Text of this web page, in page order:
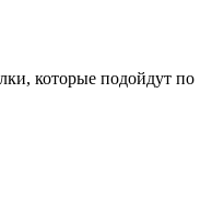
которые подойдут по